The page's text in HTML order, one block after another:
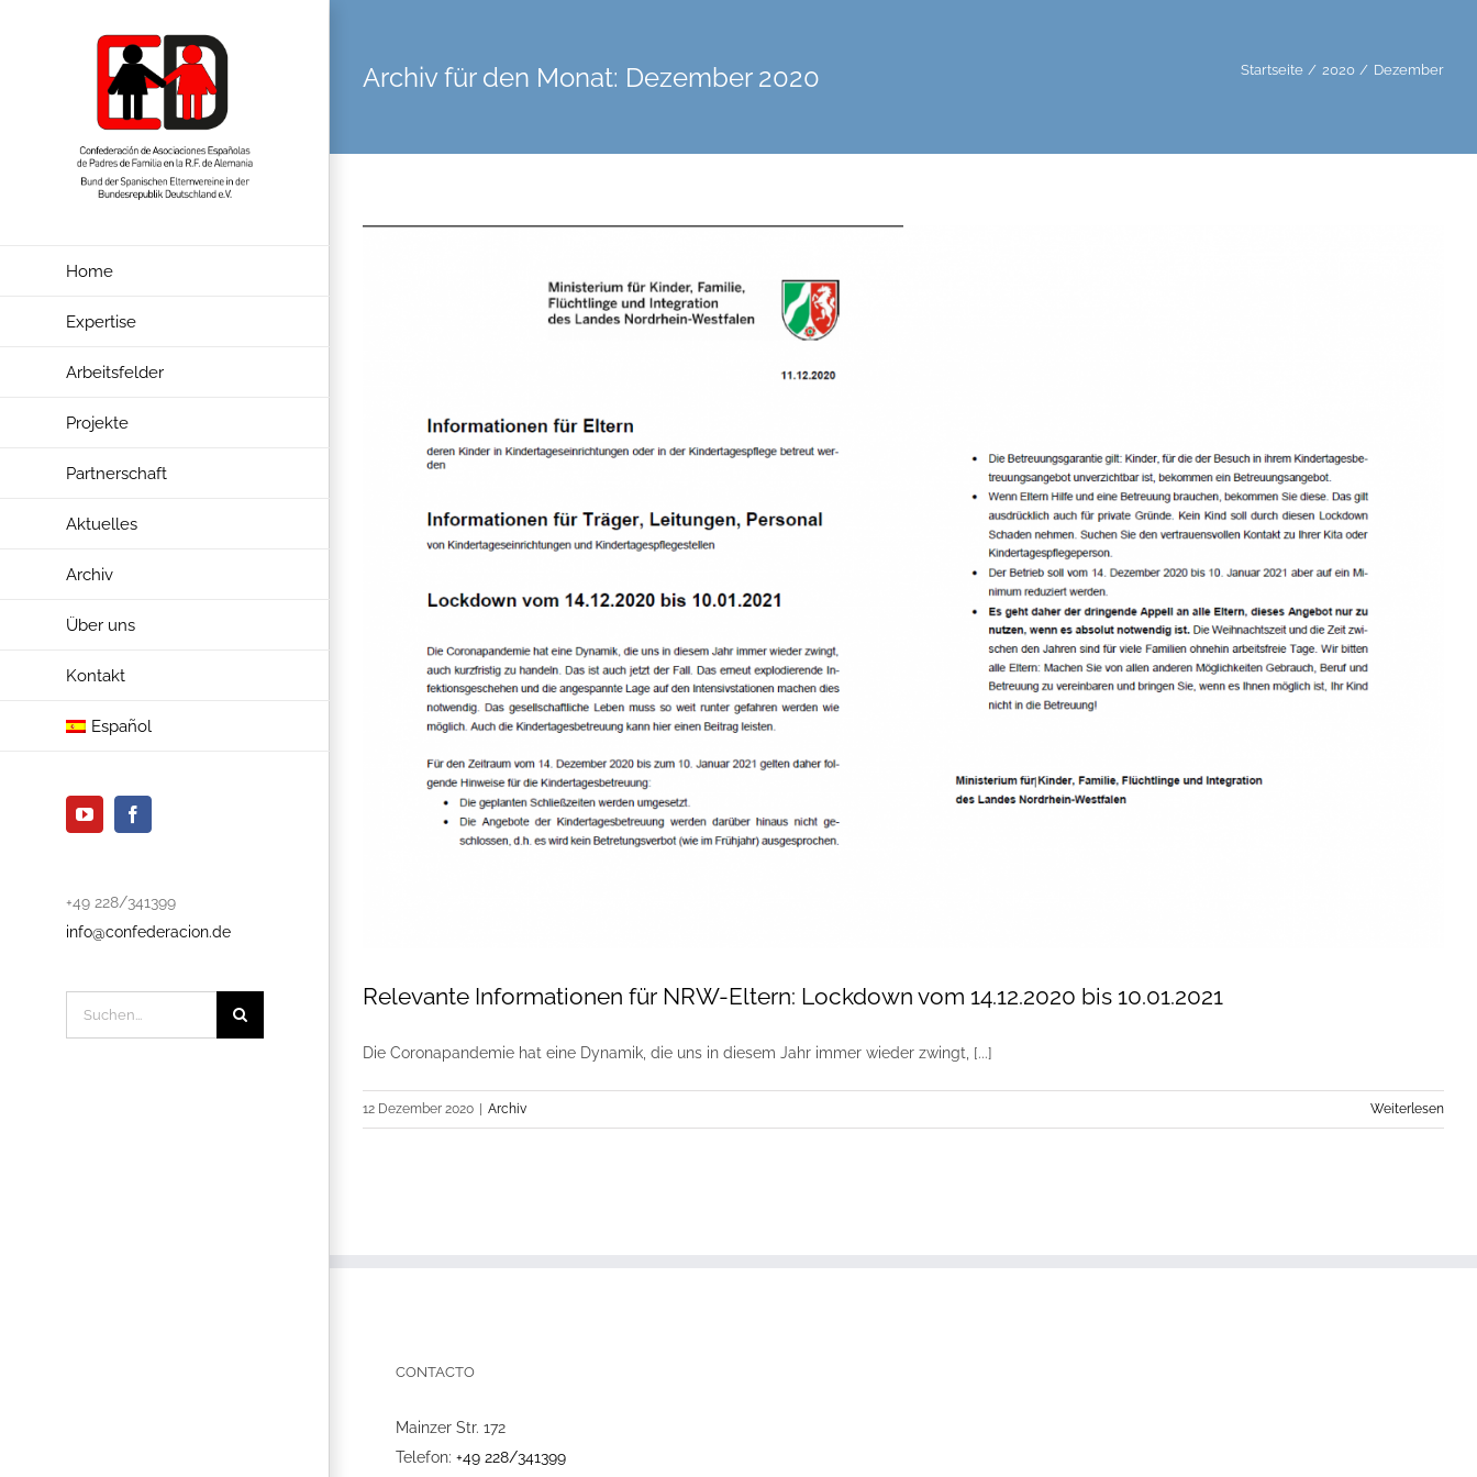
Home
Expertise
Arbeitsfelder
Projekte
Partnerschaft
Aktuelles
Archiv
Über uns
Kontakt
Español
YouTubeFacebook
+49 228/341399
info@confederacion.de
nach:
Archiv für den Monat: Dezember 2020 Startseite 2020 Dezember
Relevante Informationen für NRW-Eltern: Lockdown vom 14.12.2020 bis 10.01.2021
Die Coronapandemie hat eine Dynamik, die uns in diesem Jahr immer wieder zwingt, [...]
12 Dezember 2020 | Archiv Weiterlesen
CONTACTO
Mainzer Str. 172
Telefon: +49 228/341399